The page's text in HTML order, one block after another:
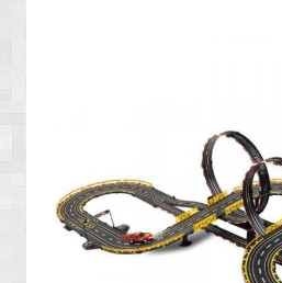
» SES KAYIT CİHAZLARI
» MP3 ÇALARLAR
» AKILLI TELEFONLAR / ANDROID